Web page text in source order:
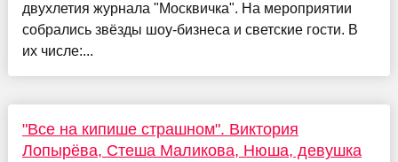
двухлетия журнала "Москвичка". На мероприятии
собрались звёзды шоу-бизнеса и светские гости. В
их числе:...
"Все на кипише страшном". Виктория
Лопырёва, Стеша Маликова, Нюша, девушка